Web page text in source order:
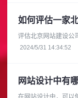
评估北京网站建设公
时，您可以从以下几
2024/5/31 14:34:52
在网站设计中，可以